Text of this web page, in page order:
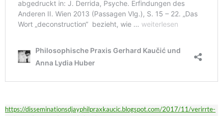
https://disseminationsdjayphilpraxkaucic.blogspot.com/2017/11/verirrte-